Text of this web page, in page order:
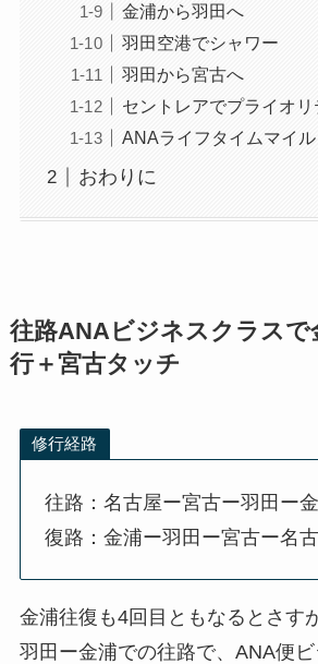
金浦から羽田へ
羽田空港でシャワー
羽田から宮古へ
セントレアでプライオリ
ANAライフタイムマイル
おわりに
往路ANAビジネスクラスで
行＋宮古タッチ
修行経路
往路：名古屋ー宮古ー羽田ー
復路：金浦ー羽田ー宮古ー名
金浦往復も4回目ともなるとさす
羽田ー金浦での往路で、ANA便